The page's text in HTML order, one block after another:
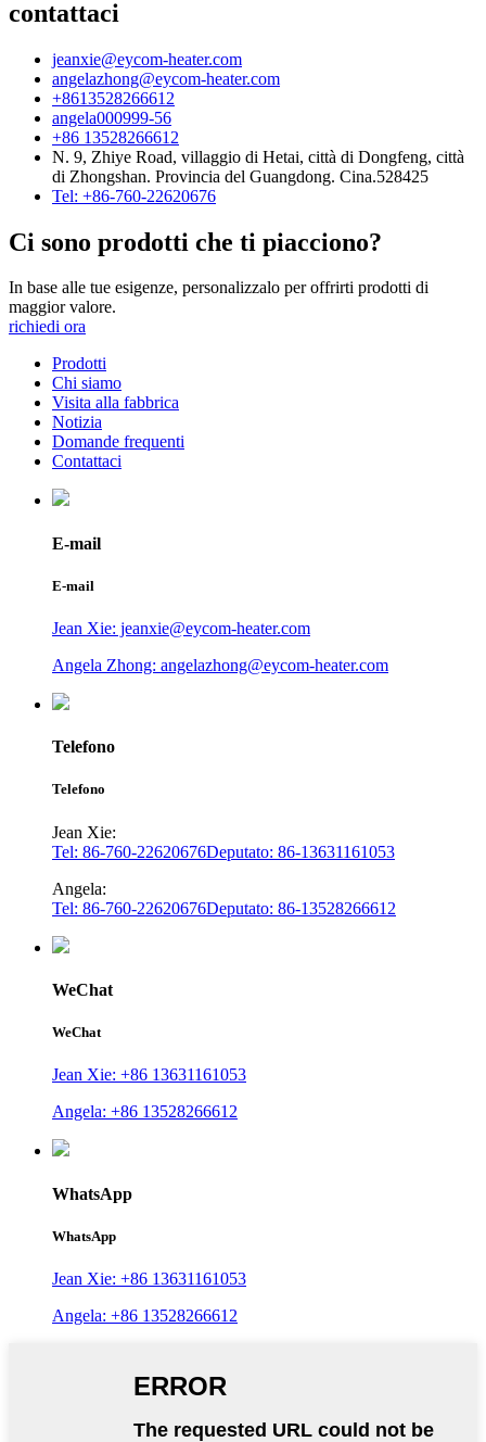
contattaci
jeanxie@eycom-heater.com
angelazhong@eycom-heater.com
+8613528266612
angela000999-56
+86 13528266612
N. 9, Zhiye Road, villaggio di Hetai, città di Dongfeng, città
di Zhongshan. Provincia del Guangdong. Cina.528425
Tel: +86-760-22620676
Ci sono prodotti che ti piacciono?
In base alle tue esigenze, personalizzalo per offrirti prodotti di
maggior valore.
richiedi ora
Prodotti
Chi siamo
Visita alla fabbrica
Notizia
Domande frequenti
Contattaci
E-mail
E-mail
Jean Xie: jeanxie@eycom-heater.com
Angela Zhong: angelazhong@eycom-heater.com
Telefono
Telefono
Jean Xie:
Tel: 86-760-22620676Deputato: 86-13631161053
Angela:
Tel: 86-760-22620676Deputato: 86-13528266612
WeChat
WeChat
Jean Xie: +86 13631161053
Angela: +86 13528266612
WhatsApp
WhatsApp
Jean Xie: +86 13631161053
Angela: +86 13528266612